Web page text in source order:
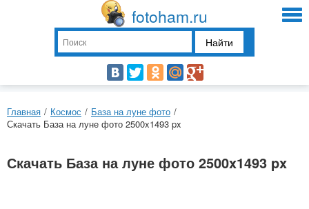
fotoham.ru
Найти
Главная / Космос / База на луне фото /
Скачать База на луне фото 2500x1493 px
Скачать База на луне фото 2500x1493 px